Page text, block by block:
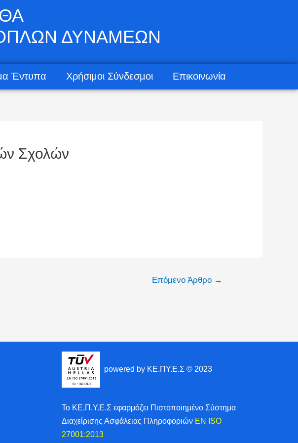
ΔΥΝΑΜΕΩΝ
Έντυπα Χρήσιμοι Σύνδεσμοι Επικοινωνία
Σχολών
Επόμενο Άρθρο →
powered by ΚΕ.ΠΥ.Ε.Σ © 2023
Το ΚΕ.Π.Υ.Ε.Σ εφαρμόζει Πιστοποιημένο Σύστημα
Διαχείρισης Ασφάλειας Πληροφοριών EN ISO
27001:2013